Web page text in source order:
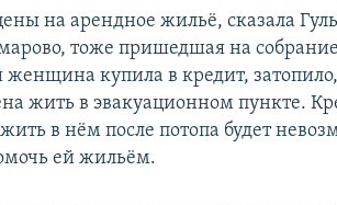
на арендное жильё, сказала
тоже пришедшая на
купила в кредит,
жить в эвакуационном пункте.
в нём после потопа будет
ей жильём.